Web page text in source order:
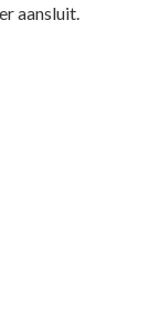
aansluit.